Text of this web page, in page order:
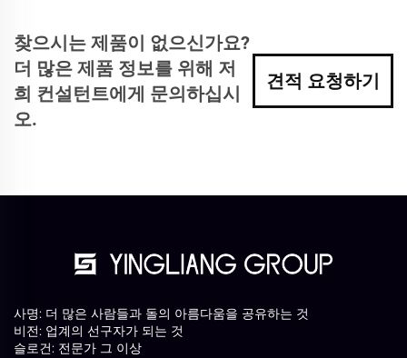
찾으시는 제품이 없으신가요?
더 많은 제품 정보를 위해 저
희 컨설턴트에게 문의하십시
오.
견적 요청하기
사명: 더 많은 사람들과 돌의 아름다움을 공유하는 것
비전: 업계의 선구자가 되는 것
슬로건: 전문가 그 이상